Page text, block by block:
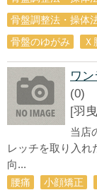
骨盤調整法・操体
骨盤のゆがみ
Ｘ
ワ
(0)
[羽
当店
レッチを取り入れ
向...
腰痛 小顔矯正